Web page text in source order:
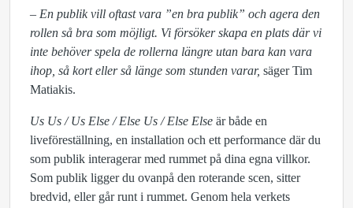
– En publik vill oftast vara ”en bra publik” och agera den
rollen så bra som möjligt. Vi försöker skapa en plats där vi
inte behöver spela de rollerna längre utan bara kan vara
ihop, så kort eller så länge som stunden varar, säger Tim
Matiakis.
Us Us / Us Else / Else Us / Else Else är både en
liveföreställning, en installation och ett performance där du
som publik interagerar med rummet på dina egna villkor.
Som publik ligger du ovanpå den roterande scen, sitter
bredvid, eller går runt i rummet. Genom hela verkets